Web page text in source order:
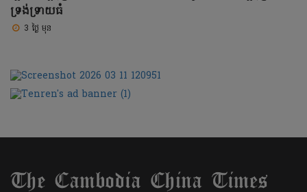
ទ្រង់ទ្រាយធំ
3 ថ្ងៃ មុន